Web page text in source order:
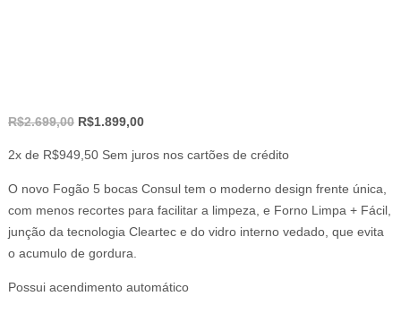
R$2.699,00 O
original
era:
R$2.699,00.
R$1.899,00O
é:
R$1.899,00.
2x de R$949,50 Sem juros nos cartões de crédito
O novo Fogão 5 bocas Consul tem o moderno design frente única,
com menos recortes para facilitar a limpeza, e Forno Limpa + Fácil,
junção da tecnologia Cleartec e do vidro interno vedado, que evita
o acumulo de gordura.
Possui acendimento automático